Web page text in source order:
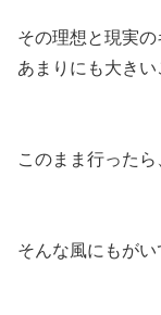
その理想と現実
あまりにも大きい
このまま行ったら
そんな風にもがい